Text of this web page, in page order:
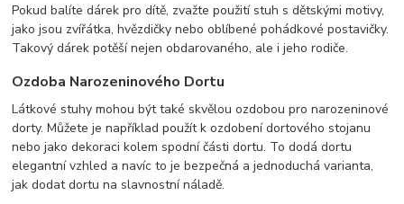
Pokud balíte dárek pro dítě, zvažte použití stuh s dětskými motivy,
jako jsou zvířátka, hvězdičky nebo oblíbené pohádkové postavičky.
Takový dárek potěší nejen obdarovaného, ale i jeho rodiče.
Ozdoba Narozeninového Dortu
Látkové stuhy mohou být také skvělou ozdobou pro narozeninové
dorty. Můžete je například použít k ozdobení dortového stojanu
nebo jako dekoraci kolem spodní části dortu. To dodá dortu
elegantní vzhled a navíc to je bezpečná a jednoduchá varianta,
jak dodat dortu na slavnostní náladě.